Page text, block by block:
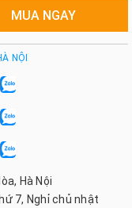
MUA NGAY
NỘI
Hà Nội
7, Nghỉ chủ nhật